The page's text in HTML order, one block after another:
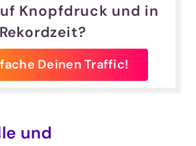
Knopfdruck und in
Rekordzeit?
Deinen Traffic!
und